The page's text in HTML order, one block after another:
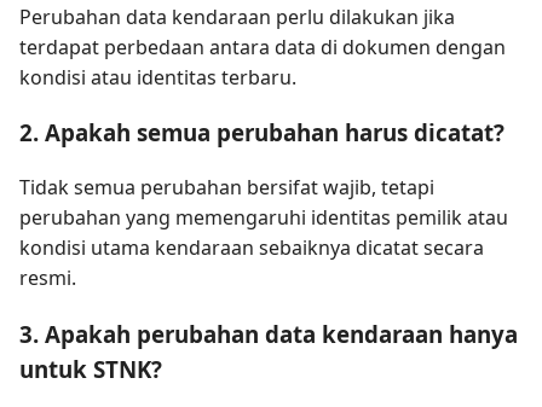
Perubahan data kendaraan perlu dilakukan jika
terdapat perbedaan antara data di dokumen dengan
kondisi atau identitas terbaru.
2. Apakah semua perubahan harus dicatat?
Tidak semua perubahan bersifat wajib, tetapi
perubahan yang memengaruhi identitas pemilik atau
kondisi utama kendaraan sebaiknya dicatat secara
resmi.
3. Apakah perubahan data kendaraan hanya
untuk STNK?